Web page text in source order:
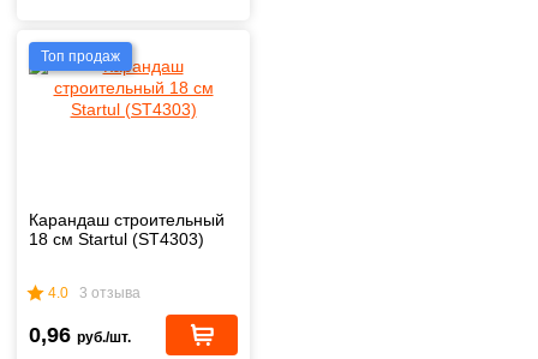
Топ продаж
Карандаш строительный
18 см Startul (ST4303)
4.0 3 отзыва
0,96 руб./шт.